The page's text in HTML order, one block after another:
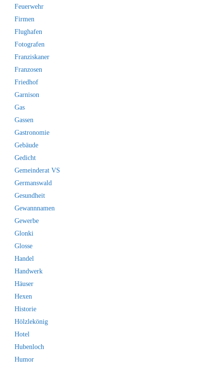
Feuerwehr
Firmen
Flughafen
Fotografen
Franziskaner
Franzosen
Friedhof
Garnison
Gas
Gassen
Gastronomie
Gebäude
Gedicht
Gemeinderat VS
Germanswald
Gesundheit
Gewannnamen
Gewerbe
Glonki
Glosse
Handel
Handwerk
Häuser
Hexen
Historie
Hölzlekönig
Hotel
Hubenloch
Humor